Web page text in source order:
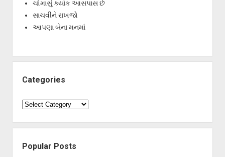
ચોમાસું ક્યાંક આસપાસ છે
સાચવીને રાખજો
આપણા બેના મનમાં
Categories
Categories
Popular Posts